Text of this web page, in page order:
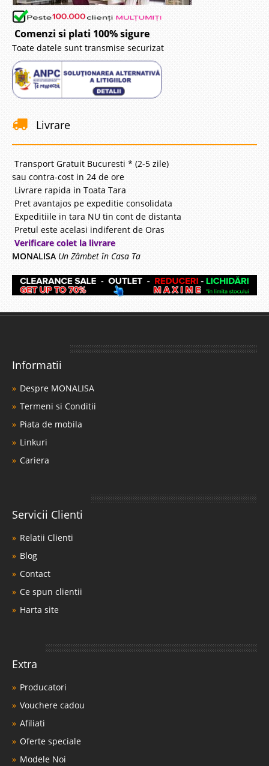
Comenzi si plati 100% sigure
Toate datele sunt transmise securizat
Livrare
Transport Gratuit Bucuresti * (2-5 zile)
sau contra-cost in 24 de ore
Livrare rapida in Toata Tara
Pret avantajos pe expeditie consolidata
Expeditiile in tara NU tin cont de distanta
Pretul este acelasi indiferent de Oras
Verificare colet la livrare
MONALISA Un Zâmbet în Casa Ta
Informatii
Despre MONALISA
Termeni si Conditii
Piata de mobila
Linkuri
Cariera
Servicii Clienti
Relatii Clienti
Blog
Contact
Ce spun clientii
Harta site
Extra
Producatori
Vouchere cadou
Afiliati
Oferte speciale
Modele Noi